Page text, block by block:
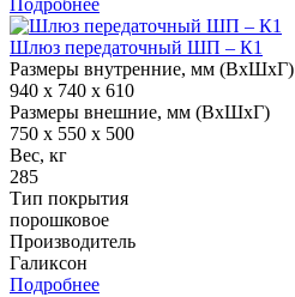
Шлюз передаточный ШП – К1
Размеры внутренние, мм (ВхШхГ)
940 x 740 x 610
Размеры внешние, мм (ВхШхГ)
750 x 550 x 500
Вес, кг
285
Тип покрытия
порошковое
Производитель
Галиксон
Подробнее